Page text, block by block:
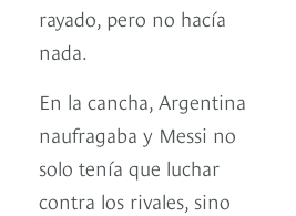
rayado, pero no hacía
nada.
En la cancha, Argentina
naufragaba y Messi no
solo tenía que luchar
contra los rivales, sino